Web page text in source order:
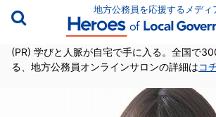
地方公務員を応援するメディ
(PR) 学びと人脈が自宅で手に入る。全国で
る、地方公務員オンラインサロンの詳細はコ